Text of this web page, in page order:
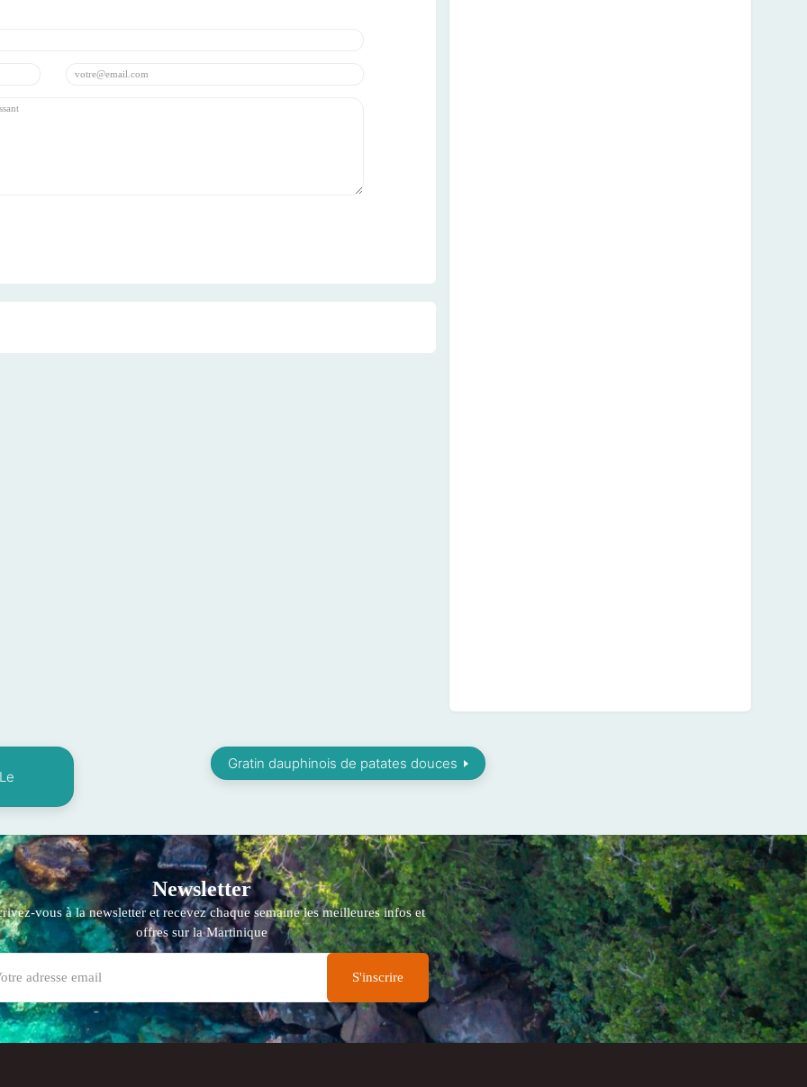
Gratin dauphinois de patates douces
Newsletter
vous à la newsletter et recevez chaque semaine les meilleures infos et
offres sur la Martinique